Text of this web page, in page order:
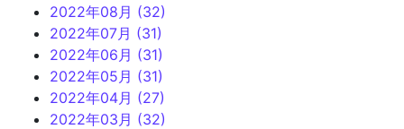
2022年08月 (32)
2022年07月 (31)
2022年06月 (31)
2022年05月 (31)
2022年04月 (27)
2022年03月 (32)